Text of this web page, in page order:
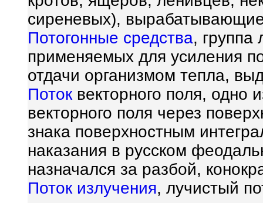
сиреневых),
Потогонные средства, группа
применяемых для усиления
отдачи организмом тепла,
Поток векторного поля, одно
векторного поля через
знака поверхностным
наказания в русском
назначался за разбой,
Поток излучения, лучистый